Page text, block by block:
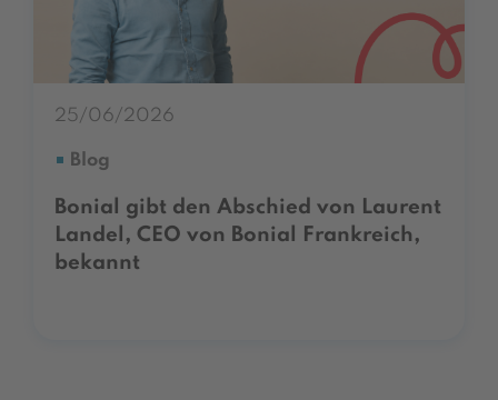
25/06/2026
Blog
Bonial gibt den Abschied von Laurent
Landel, CEO von Bonial Frankreich,
bekannt